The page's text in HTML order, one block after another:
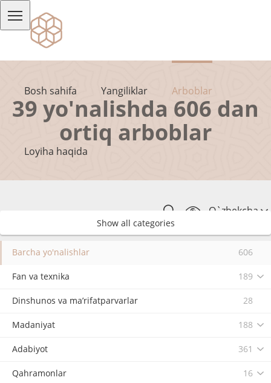
Bosh sahifa Yangiliklar Arboblar
Loyiha haqida
O`zbekcha
39 yo'nalishda 606 dan
ortiq arboblar
Show all categories
Barcha yo'nalishlar 606
Fan va texnika 189
Dinshunos va ma’rifatparvarlar 28
Madaniyat 188
Adabiyot 361
Qahramonlar 16